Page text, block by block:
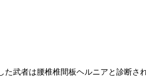
武者は腰椎椎間板ヘルニアと診断さ